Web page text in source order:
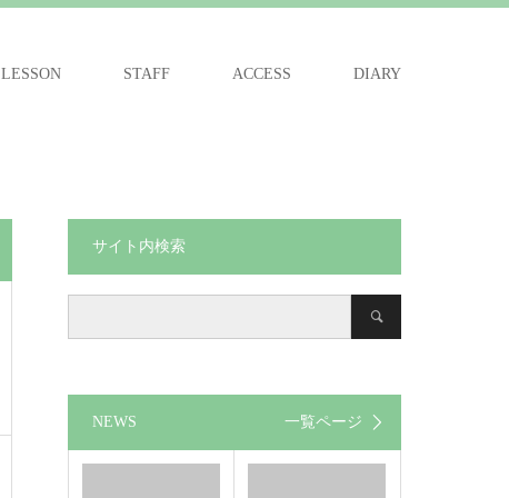
LESSON STAFF ACCESS DIARY
サイト内検索
NEWS 一覧ページ